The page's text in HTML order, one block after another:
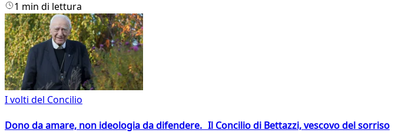
1 min di lettura
I volti del Concilio
Dono da amare, non ideologia da difendere. Il Concilio di Bettazzi, vescovo del sorriso